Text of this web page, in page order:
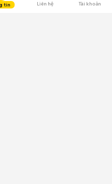
tin Liên hệ Tài khoản